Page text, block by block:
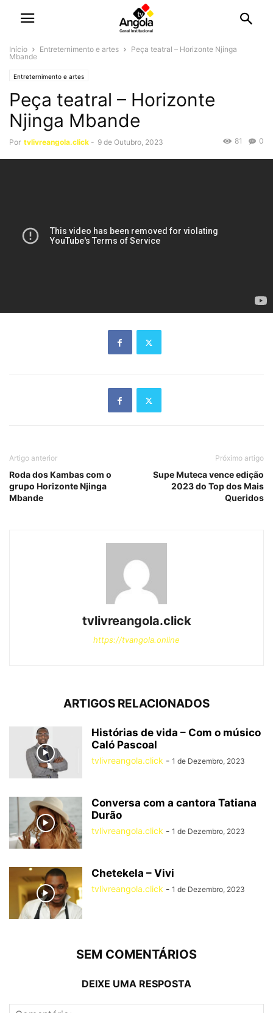
Início Entreternimento e artes
Peça teatral – Horizonte Njinga
Mbande
Entreternimento e artes
Peça teatral – Horizonte
Njinga Mbande
Por tvlivreangola.click - 9 de Outubro, 2023 0
81
Artigo anterior
Roda dos Kambas com o
grupo Horizonte Njinga
Mbande
Próximo artigo
Supe Muteca vence edição
2023 do Top dos Mais
Queridos
tvlivreangola.click
https://tvangola.online
ARTIGOS RELACIONADOS
Histórias de vida – Com o músico
Caló Pascoal
tvlivreangola.click - 1 de Dezembro, 2023
Conversa com a cantora Tatiana
Durão
tvlivreangola.click - 1 de Dezembro, 2023
Chetekela – Vivi
tvlivreangola.click - 1 de Dezembro, 2023
SEM COMENTÁRIOS
DEIXE UMA RESPOSTA